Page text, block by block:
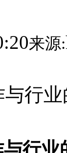
来源:
行